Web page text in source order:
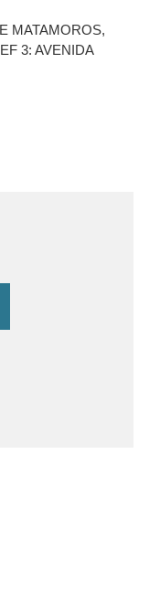
MATAMOROS,
3: AVENIDA